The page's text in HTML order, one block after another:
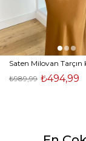
₺494,99
₺989,99